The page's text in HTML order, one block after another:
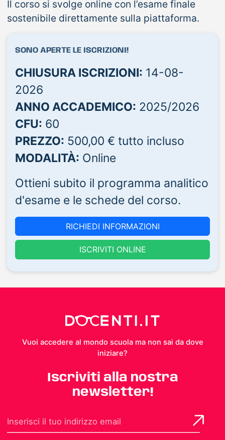
Il corso si svolge online con l’esame finale
sostenibile direttamente sulla piattaforma.
SONO APERTE LE ISCRIZIONI!
CHIUSURA ISCRIZIONI: 14-08-
2026
ANNO ACCADEMICO: 2025/2026
CFU: 60
PREZZO: 500,00 € tutto incluso
MODALITÀ: Online
Ottieni subito il programma analitico
d'esame e le schede del corso.
RICHIEDI INFORMAZIONI
ISCRIVITI ONLINE
Vuoi accedere al mondo scuola ma non sai da dove
iniziare?
Iscriviti alla nostra
newsletter!